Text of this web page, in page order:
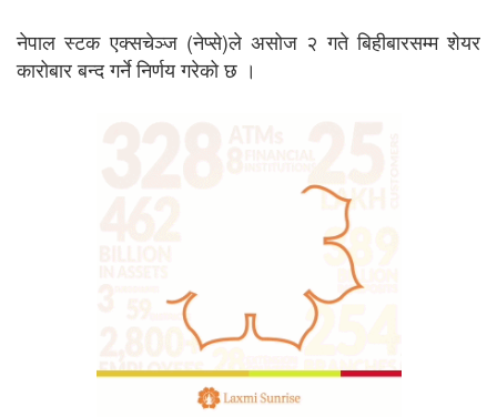
नेपाल स्टक एक्सचेञ्ज (नेप्से)ले असोज २ गते बिहीबारसम्म शेयर
कारोबार बन्द गर्ने निर्णय गरेको छ ।